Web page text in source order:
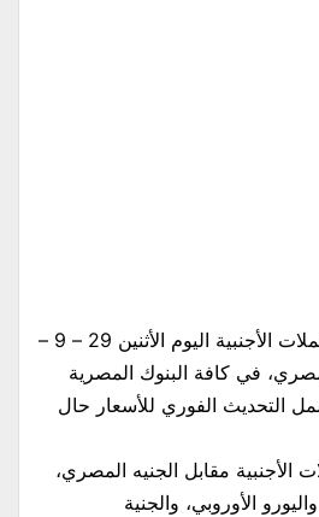
ننشر أسعار الدولار والعملات الأجنبية اليوم الأثنين 29 – 9 –
المصري، في كافة البنوك المصرية
التحديث الفوري للأسعار حال
الأجنبية مقابل الجنيه المصري،
الأوروبي، والجنية